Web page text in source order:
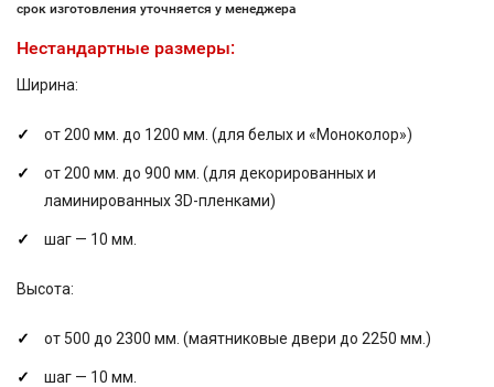
срок изготовления уточняется у менеджера
Нестандартные размеры:
Ширина:
от 200 мм. до 1200 мм. (для белых и «Моноколор»)
от 200 мм. до 900 мм. (для декорированных и
ламинированных 3D-пленками)
шаг — 10 мм.
Высота:
от 500 до 2300 мм. (маятниковые двери до 2250 мм.)
шаг — 10 мм.